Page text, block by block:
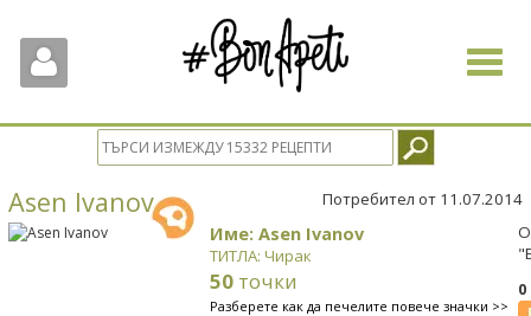
Toggle
Asen Ivanov Потребител от 11.07.2014
Име: Asen Ivanov
ТИТЛА: Чирак
50 точки
Разберете как да печелите повече значки >>